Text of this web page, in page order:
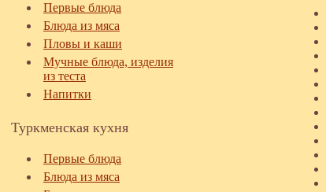
Первые блюда
Блюда из мяса
Пловы и каши
Мучные блюда, изделия
из теста
Напитки
Туркменская кухня
Первые блюда
Блюда из мяса